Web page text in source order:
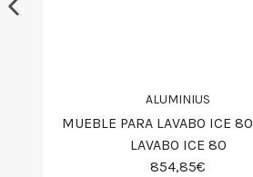
ALUMINIUS
MUEBLE PARA LAVABO ICE
LAVABO ICE 80
854,85€